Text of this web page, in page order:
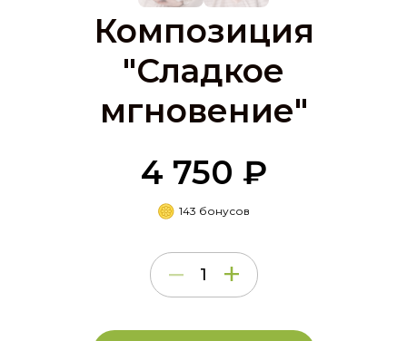
Композиция
"Сладкое
мгновение"
4 750 ₽
143 бонусов